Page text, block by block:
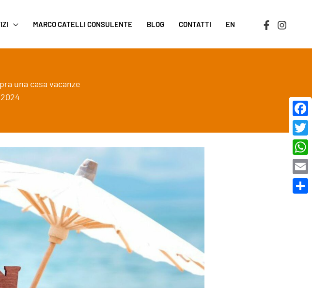
MARCO CATELLI CONSULENTE BLOG CONTATTI EN
una casa vacanze